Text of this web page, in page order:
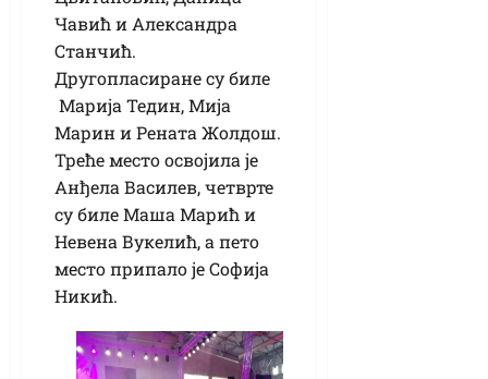
Чавић и Александра
Станчић.
Другопласиране су биле
Марија Тедин, Мија
Марин и Рената Жолдош.
Треће место освојила је
Анђела Василев, четврте
су биле Маша Марић и
Невена Вукелић, а пето
место припало је Софија
Никић.